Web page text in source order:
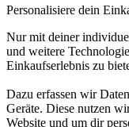
Personalisiere dein
Nur mit deiner
und weitere
Einkaufserlebnis zu
Dazu erfassen wir
Geräte. Diese nutzen
Website und um dir